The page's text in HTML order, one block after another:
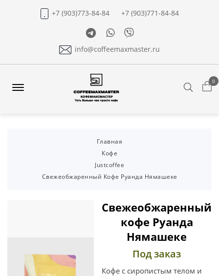
+7 (903)773-84-84
+7 (903)771-84-84
TelegramWhatsapp
Viber
info@coffeemaxmaster.ru
0
Главная
Кофе
Justcoffee
Свежеобжаренный Кофе Руанда Нямашеке
Свежеобжаренный
кофе Руанда
Нямашеке
Под заказ
Кофе с сиропистым телом и